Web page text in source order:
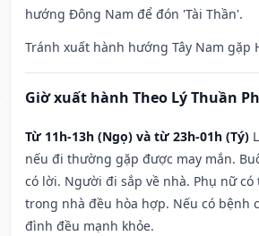
hướng Đông Nam để đón 'Tài Thần'.
Tránh xuất hành hướng Tây Nam gặp
Giờ xuất hành Theo Lý Thuần
Từ 11h-13h (Ngọ) và từ 23h-01h (Tý)
nếu đi thường gặp được may mắn.
có lời. Người đi sắp về nhà. Phụ nữ
trong nhà đều hòa hợp. Nếu có bệnh
đình đều mạnh khỏe.